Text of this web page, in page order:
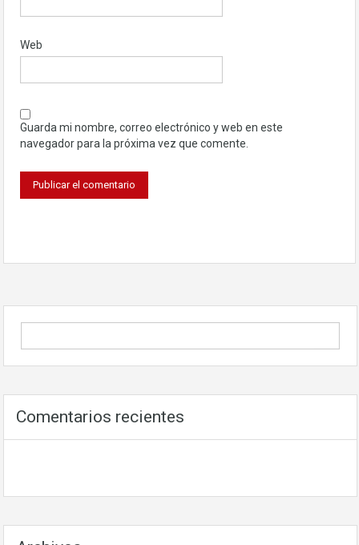
Web
Guarda mi nombre, correo electrónico y web en este
navegador para la próxima vez que comente.
Comentarios recientes